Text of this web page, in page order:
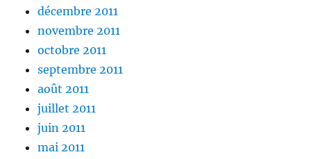
décembre 2011
novembre 2011
octobre 2011
septembre 2011
août 2011
juillet 2011
juin 2011
mai 2011